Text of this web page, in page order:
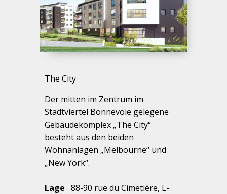
The City
Der mitten im Zentrum im
Stadtviertel Bonnevoie gelegene
Gebäudekomplex „The City“
besteht aus den beiden
Wohnanlagen „Melbourne“ und
„New York“.
Lage88-90 rue du Cimetière, L-